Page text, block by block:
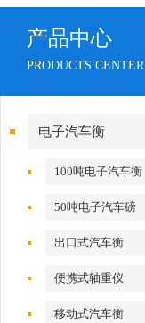
产品中心
PRODUCTS CENTER
电子汽车衡
100吨电子汽车衡
50吨电子汽车磅
出口式汽车衡
便携式轴重仪
移动式汽车衡